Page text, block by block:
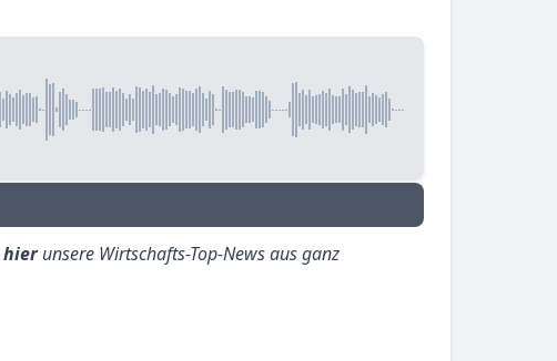
hierunsere Wirtschafts-Top-News aus ganz